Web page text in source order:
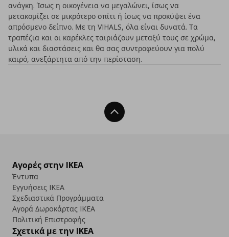
ανάγκη. Ίσως η οικογένεια να μεγαλώνει, ίσως να
μετακομίζει σε μικρότερο σπίτι ή ίσως να προκύψει ένα
απρόσμενο δείπνο. Με τη VIHALS, όλα είναι δυνατά. Τα
τραπέζια και οι καρέκλες ταιριάζουν μεταξύ τους σε χρώμα,
υλικά και διαστάσεις και θα σας συντροφεύουν για πολύ
καιρό, ανεξάρτητα από την περίσταση.
Back To Top
Αγορές στην IKEA
Έντυπα
Εγγυήσεις IKEA
Σχεδιαστικά Προγράμματα
Αγορά Δωρoκάρτας IKEA
Πολιτική Επιστροφής
Σχετικά με την IKEA